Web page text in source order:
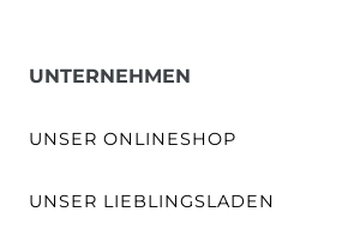
UNTERNEHMEN
UNSER ONLINESHOP
UNSER LIEBLINGSLADEN